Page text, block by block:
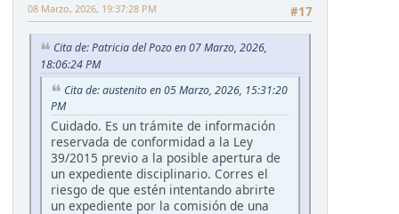
#17
08 Marzo, 2026, 19:37:28 PM
Cita de: Patricia del Pozo en 07 Marzo, 2026,
18:06:24 PM
Cita de: austenito en 05 Marzo, 2026, 15:31:20
PM
Cuidado. Es un trámite de información
reservada de conformidad a la Ley
39/2015 previo a la posible apertura de
un expediente disciplinario. Corres el
riesgo de que estén intentando abrirte
un expediente por la comisión de una